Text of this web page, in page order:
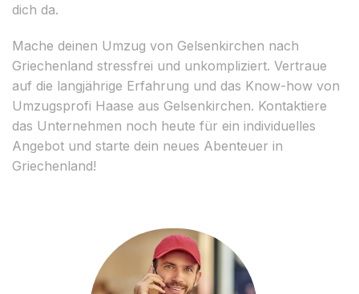
dich da.
Mache deinen Umzug von Gelsenkirchen nach
Griechenland stressfrei und unkompliziert. Vertraue
auf die langjährige Erfahrung und das Know-how von
Umzugsprofi Haase aus Gelsenkirchen. Kontaktiere
das Unternehmen noch heute für ein individuelles
Angebot und starte dein neues Abenteuer in
Griechenland!